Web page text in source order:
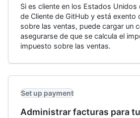
Si es cliente en los Estados Unidos
de Cliente de GitHub y está exento
sobre las ventas, puede cargar un
asegurarse de que se calcula el
impuesto sobre las ventas.
Set up payment
Administrar facturas para